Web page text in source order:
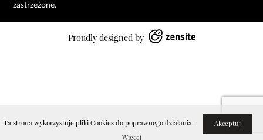
Ta strona wykorzystuje pliki Cookies do poprawnego działania.
Akceptuj
Więcej
zastrzeżone.
Proudly designed by